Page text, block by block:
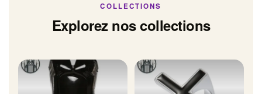
COLLECTIONS
Explorez nos collections